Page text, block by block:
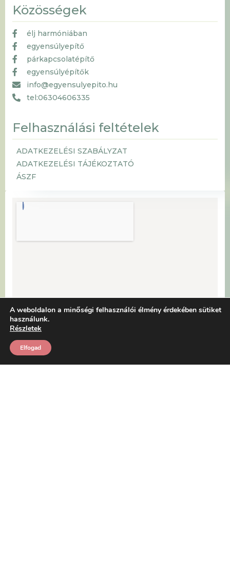
Közösségek
élj harmóniában
egyensúlyepítő
párkapcsolatépítő
egyensúlyépítők
info@egyensulyepito.hu
tel:06304606335
Felhasználási feltételek
ADATKEZELÉSI SZABÁLYZAT
ADATKEZELÉSI TÁJÉKOZTATÓ
ÁSZF
A weboldalon a minőségi felhasználói élmény érdekében sütiket
használunk.
Részletek
Elfogad